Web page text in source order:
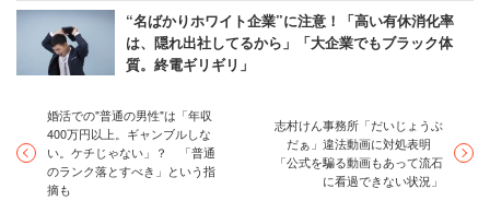
“名ばかりホワイト企業”に注意！「高い有休消化率
は、隠れ出社してるから」「大企業でもブラック体
質。終電ギリギリ」
婚活での"普通の男性"は「年収
400万円以上。ギャンブルしな
い。ケチじゃない」？ 「普通
のランク落とすべき」という指
摘も
志村けん事務所「だいじょうぶ
だぁ」違法動画に対処表明
「公式を騙る動画もあって流石
に看過できない状況」